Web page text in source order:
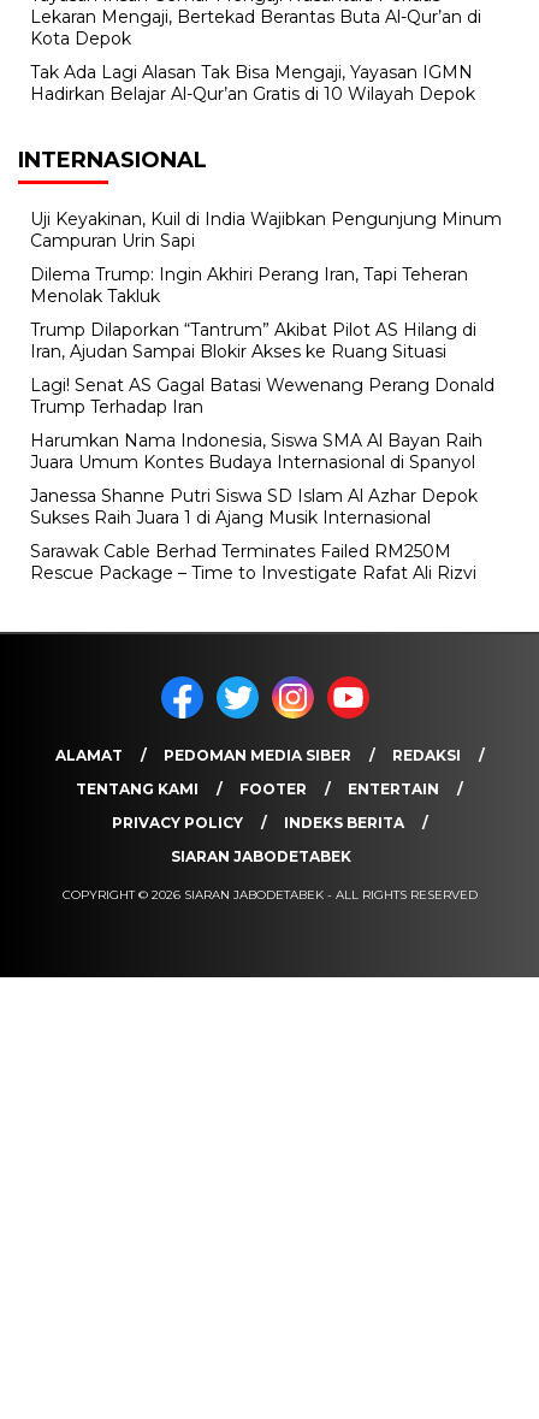
Lekaran Mengaji, Bertekad Berantas Buta Al-Qur’an di
Kota Depok
Tak Ada Lagi Alasan Tak Bisa Mengaji, Yayasan IGMN
Hadirkan Belajar Al-Qur’an Gratis di 10 Wilayah Depok
INTERNASIONAL
Uji Keyakinan, Kuil di India Wajibkan Pengunjung Minum
Campuran Urin Sapi
Dilema Trump: Ingin Akhiri Perang Iran, Tapi Teheran
Menolak Takluk
Trump Dilaporkan “Tantrum” Akibat Pilot AS Hilang di
Iran, Ajudan Sampai Blokir Akses ke Ruang Situasi
Lagi! Senat AS Gagal Batasi Wewenang Perang Donald
Trump Terhadap Iran
Harumkan Nama Indonesia, Siswa SMA Al Bayan Raih
Juara Umum Kontes Budaya Internasional di Spanyol
Janessa Shanne Putri Siswa SD Islam Al Azhar Depok
Sukses Raih Juara 1 di Ajang Musik Internasional
Sarawak Cable Berhad Terminates Failed RM250M
Rescue Package – Time to Investigate Rafat Ali Rizvi
ALAMAT PEDOMAN MEDIA SIBER
REDAKSI
TENTANG KAMI
FOOTER
ENTERTAIN
PRIVACY POLICY
INDEKS BERITA
SIARAN JABODETABEK
COPYRIGHT © 2026 SIARAN JABODETABEK - ALL RIGHTS RESERVED